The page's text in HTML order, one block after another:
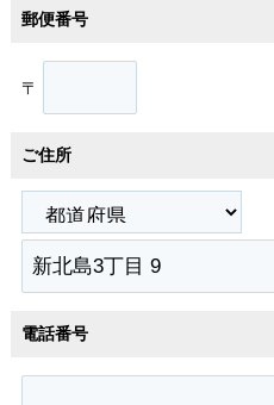
郵便番号
〒
ご住所
電話番号